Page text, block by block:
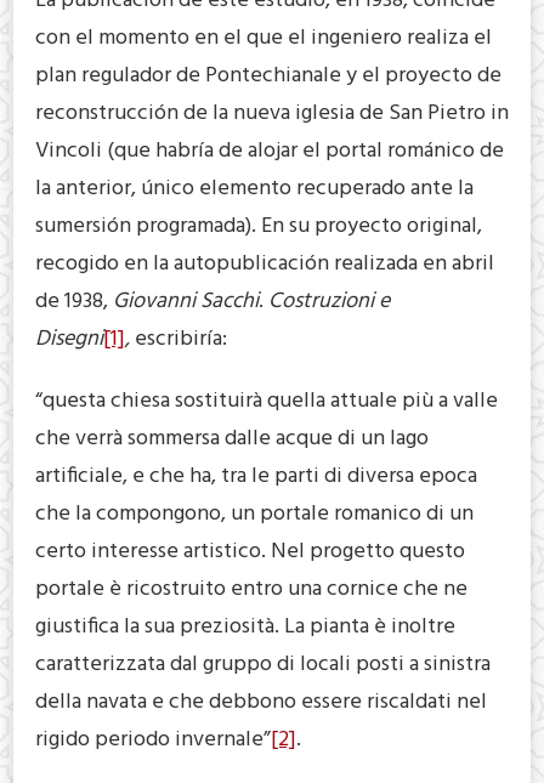
con el momento en el que el ingeniero realiza el
plan regulador de Pontechianale y el proyecto de
reconstrucción de la nueva iglesia de San Pietro in
Vincoli (que habría de alojar el portal románico de
la anterior, único elemento recuperado ante la
sumersión programada). En su proyecto original,
recogido en la autopublicación realizada en abril
de 1938, Giovanni Sacchi. Costruzioni e
Disegni[1],escribiría:
“questa chiesa sostituirà quella attuale più a valle
che verrà sommersa dalle acque di un lago
artificiale, e che ha, tra le parti di diversa epoca
che la compongono, un portale romanico di un
certo interesse artistico. Nel progetto questo
portale è ricostruito entro una cornice che ne
giustifica la sua preziosità. La pianta è inoltre
caratterizzata dal gruppo di locali posti a sinistra
della navata e che debbono essere riscaldati nel
rigido periodo invernale”[2].